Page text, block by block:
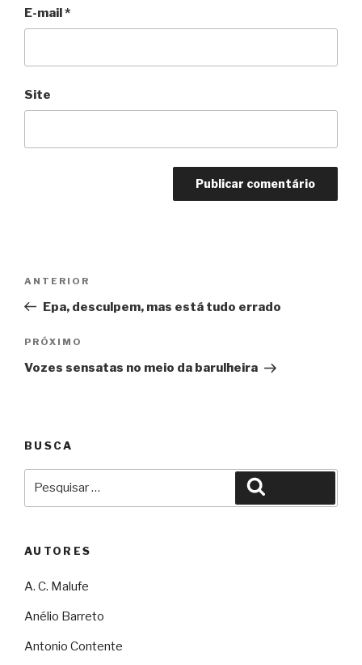
E-mail*
Site
Post
Anterior
ANTERIOR
Epa, desculpem, mas está tudo errado
Próximo
PRÓXIMO
Vozes sensatas no meio da barulheira
BUSCA
AUTORES
A. C. Malufe
Anélio Barreto
Antonio Contente